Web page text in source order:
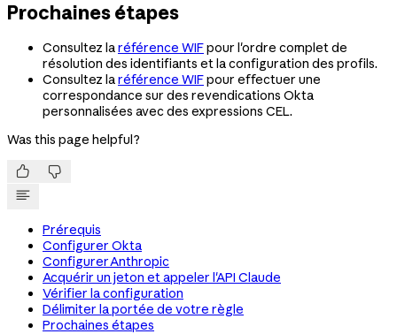
Prochaines étapes
Consultez laréférence WIFpour l'ordre complet de
résolution des identifiants et la configuration des profils.
Consultez laréférence WIFpour effectuer une
correspondance sur des revendications Okta
personnalisées avec des expressions CEL.
Was this page helpful?
 
Prérequis
Configurer Okta
Configurer Anthropic
Acquérir un jeton et appeler l'API Claude
Vérifier la configuration
Délimiter la portée de votre règle
Prochaines étapes